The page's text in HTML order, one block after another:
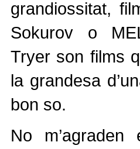
grandiossitat,
Sokurov o
Tryer son films
la grandesa
bon so.
No